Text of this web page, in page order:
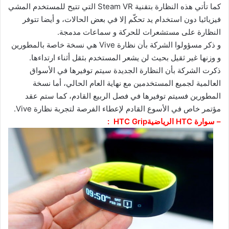
كما تأتي هذه النظارة بتقنية Steam VR التي تتيح للمستخدم المشي
فيزيائيا دون استخدام يد تحكّم إلا في بعض الحالات، و أيضا تتوفر
النظارة على مستشعرات للحركة و سماعات مدمجة.
و ذكر مسؤولوا الشركة بأن نظارة Vive هي نسخة خاصة بالمطورين
و وزنها غير ثقيل بحيث لن يشعر المستخدم بثقل أثناء ارتداءها.
ذكرت الشركة بأن النظارة الجديدة سيتم توفيرها في الأسواق
العالمية لجميع المستخدمين مع نهاية العام الحالي، أما نسخة
المطورين فسيتم توفيرها في فصل الربيع القادم، كما ستم عقد
مؤتمر خاص في الأسوع القادم لإعطاء الفرصة لتجربة نظارة Vive.
– سوارة HTC الرياضيةHTC Grip :